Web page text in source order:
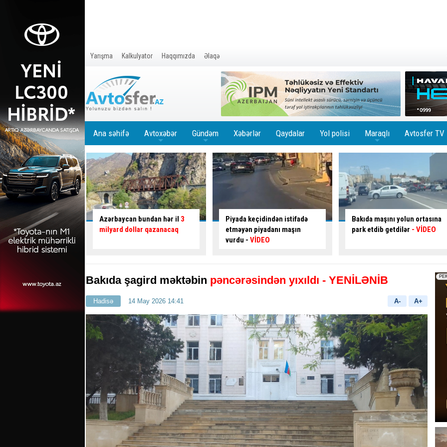
Yarışma Kalkulyator Haqqımızda Əlaqə
Ana səhifə Avtoxəbər Gündəm Xəbərlər Qaydalar Yol polisi Maraqlı Avtosfer TV
bundan hər il3
qazanacaq
Piyada keçidindən istifadə
etməyən piyadanı maşın
Bakıda maşını yolun ortasına
park etdib getdilər- VİDEO
Bakıda qadın sürücü qəza
törətdi:“Hyundai” əks yola
Bakıda şagird məktəbin pəncərəsindən yıxıldı - YENİLƏNİB
Hadisə 14 May 2026 14:41 A- A+